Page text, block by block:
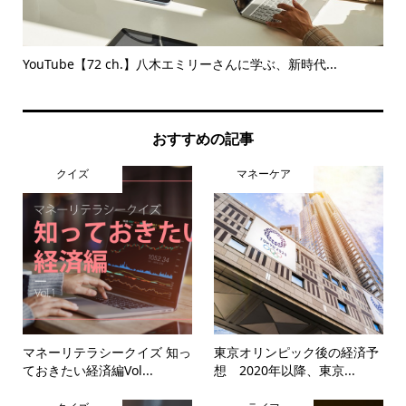
YouTube【72 ch.】八木エミリーさんに学ぶ、新時代...
おすすめの記事
クイズ
マネーリテラシークイズ 知っ
ておきたい経済編Vol...
マネーケア
東京オリンピック後の経済予
想 2020年以降、東京...